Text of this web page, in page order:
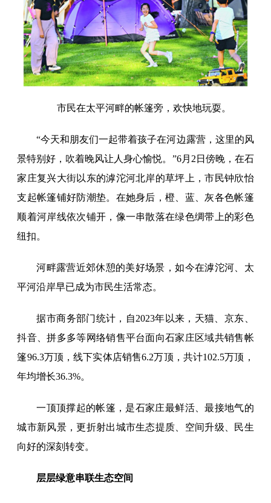
市民在太平河畔的帐篷旁，欢快地玩耍。
“今天和朋友们一起带着孩子在河边露营，这里的风
景特别好，吹着晚风让人身心愉悦。”6月2日傍晚，在石
家庄复兴大街以东的滹沱河北岸的草坪上，市民钟欣怡
支起帐篷铺好防潮垫。在她身后，橙、蓝、灰各色帐篷
顺着河岸线依次铺开，像一串散落在绿色绸带上的彩色
纽扣。
河畔露营近郊休憩的美好场景，如今在滹沱河、太
平河沿岸早已成为市民生活常态。
据市商务部门统计，自2023年以来，天猫、京东、
抖音、拼多多等网络销售平台面向石家庄区域共销售帐
篷96.3万顶，线下实体店销售6.2万顶，共计102.5万顶，
年均增长36.3%。
一顶顶撑起的帐篷，是石家庄最鲜活、最接地气的
城市新风景，更折射出城市生态提质、空间升级、民生
向好的深刻转变。
层层绿意串联生态空间